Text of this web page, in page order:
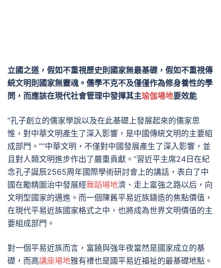
立國之道，假如不重視歷史則國家無最基礎，假如不重視傳
統文明則國家無靈魂。儒學不克不及僅僅作為修身養性的學
問，而應該在現代社會管理中發揮其主瑜伽場地要效能
“孔子創立的儒家學說以及在此基礎上發展起來的儒家思
惟，對中華文明產生了深入影響，是中國傳統文明的主要組
成部門。”“中華文明，不僅對中國發展產生了深入影響，並
且對人類文明進步作出了嚴重貢獻。”習近平主席24日在紀
念孔子誕辰2565周年國際學術研討會上的講話，表白了中
國在勵精圖治中發展經舞蹈場地濟、走上富強之路以后，向
文明型國家的邁進。而一個陳舊平易近族鑄造的焦點價值，
在現代平易近族國家格式之中，也將成為世界文明價值的主
要組成部門。
對一個平易近族而言，富饒與強年夜當然是國家成立的基
礎，而高講座場地雅有禮也是國平易近福祉的最基礎地點。